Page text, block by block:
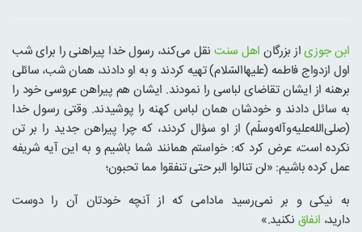
ابن جوزیاز بزرگان اهل سنت نقل می‌کند، رسول خدا پیراهنی را برای شب
اول ازدواج فاطمه (علیهاالسّلام) تهیه کردند و به او دادند، همان شب، سائلی
برهنه از ایشان تقاضای لباسی را نمودند. ایشان هم پیراهن عروسی خود را
به سائل دادند و خودشان همان لباس کهنه را پوشیدند. وقتی رسول خدا
(صلی‌الله‌علیه‌و‌آله‌وسلّم) از او سؤال کردند، که چرا پیراهن جدید را بر تن
نکرده است، عرض کرد که: خواستم همانند شما باشیم و به این آیه شریفه
عمل کرده باشیم: «لن تنالوا البر حتی تنفقوا مما تحبون؛
به نیکی و بر نمی‌رسید مادامی که از آنچه خودتان آن را دوست
دارید، انفاق نکنید.»